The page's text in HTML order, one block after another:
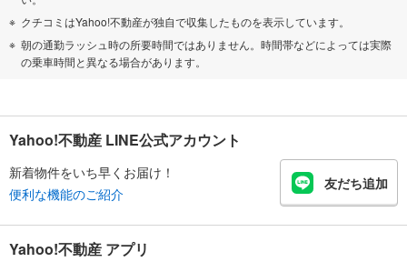
クチコミはYahoo!不動産が独自で収集したものを表示しています。
朝の通勤ラッシュ時の所要時間ではありません。時間帯などによっては実際
の乗車時間と異なる場合があります。
Yahoo!不動産 LINE公式アカウント
新着物件をいち早くお届け！
便利な機能のご紹介
友だち追加
Yahoo!不動産 アプリ